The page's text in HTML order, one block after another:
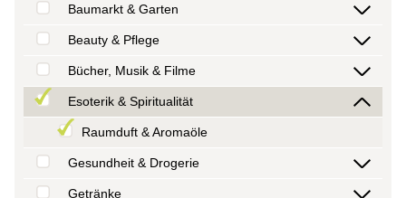
Baumarkt & Garten
Beauty & Pflege
Bücher, Musik & Filme
Esoterik & Spiritualität
Raumduft & Aromaöle
Gesundheit & Drogerie
Getränke